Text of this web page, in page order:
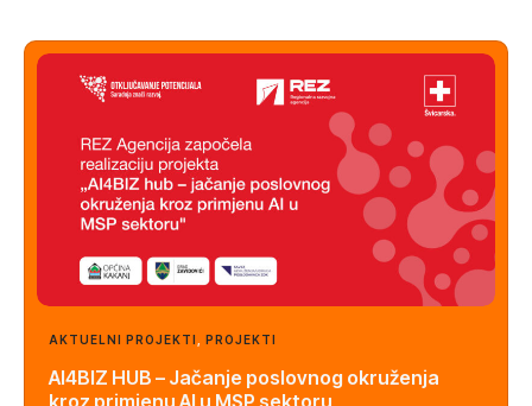
AKTUELNI PROJEKTI PROJEKTI
AI4BIZ HUB – Jačanje poslovnog okruženja
kroz primjenu AI u MSP sektoru